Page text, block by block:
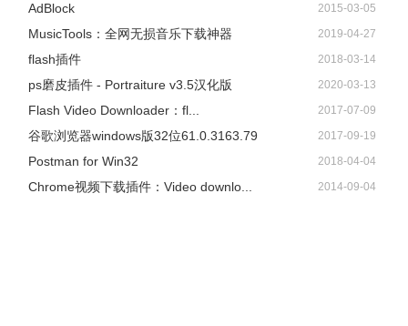
AdBlock 2015-03-05
​MusicTools：全网无损音乐下载神器 2019-04-27
flash插件 2018-03-14
ps磨皮插件 - Portraiture v3.5汉化版 2020-03-13
Flash Video Downloader：fl... 2017-07-09
谷歌浏览器windows版32位61.0.3163.79 2017-09-19
Postman for Win32 2018-04-04
Chrome视频下载插件：Video downlo... 2014-09-04